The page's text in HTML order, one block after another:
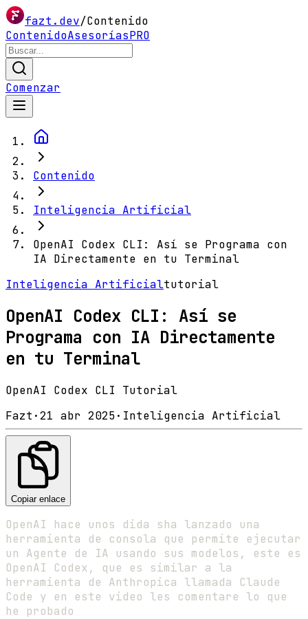
fazt.dev/Contenido
ContenidoAsesoríasPRO
Comenzar
Contenido
Inteligencia Artificial
OpenAI Codex CLI: Así se Programa con
IA Directamente en tu Terminal
Inteligencia Artificialtutorial
OpenAI Codex CLI: Así se
Programa con IA Directamente
en tu Terminal
OpenAI Codex CLI Tutorial
Fazt ·21 abr 2025· Inteligencia Artificial
Copiar enlace
OpenAI hace unos dida sha lanzado una
herramienta de consola que permite ejecutar
un Agente de IA usando sus modelos, este es
OpenAI Codex, que es similar a la
herramienta de Anthropica llamada Claude
Code y en este video les comentare lo que
he probado